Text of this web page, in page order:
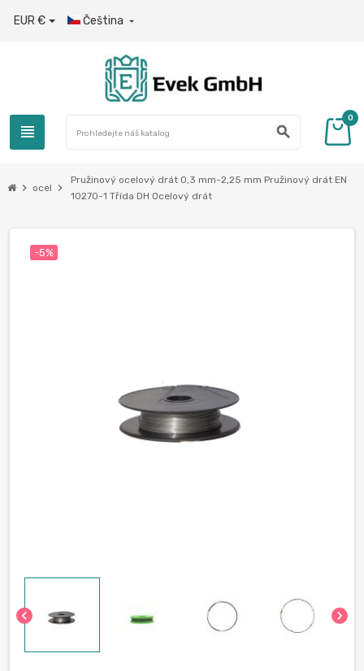
EUR € Čeština 
view_headline search
0
chevron_right ocel chevron_right
Pružinový ocelový drát 0,3 mm-2,25 mm Pružinový drát EN
10270-1 Třída DH Ocelový drát
chevron_left chevron_right
-5%